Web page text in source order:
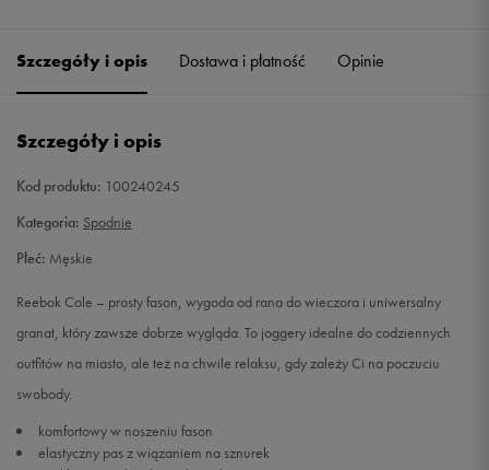
Szczegóły i opis Dostawa i płatność Opinie
Szczegóły i opis
Kod produktu: 100240245
Kategoria: Spodnie
Płeć: Męskie
Reebok Cole – prosty fason, wygoda od rana do wieczora i uniwersalny
granat, który zawsze dobrze wygląda. To joggery idealne do codziennych
outfitów na miasto, ale też na chwile relaksu, gdy zależy Ci na poczuciu
swobody.
komfortowy w noszeniu fason
elastyczny pas z wiązaniem na sznurek